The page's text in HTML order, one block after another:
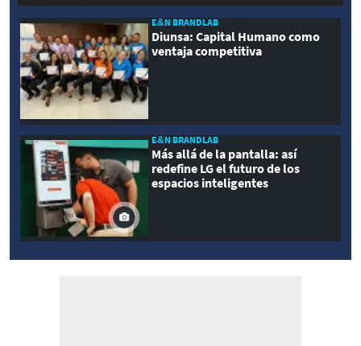
E&N BRANDLAB
Diunsa: Capital Humano como
ventaja competitiva
E&N BRANDLAB
Más allá de la pantalla: así
redefine LG el futuro de los
espacios inteligentes